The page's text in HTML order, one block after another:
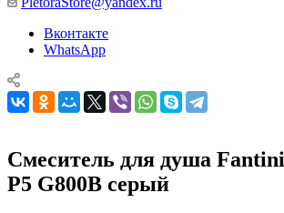
Вконтакте
WhatsApp
Смеситель для душа
P5 G800B серый